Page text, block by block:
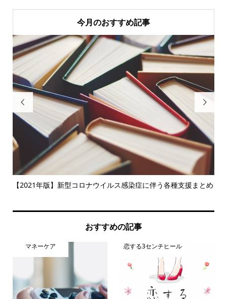
今月のおすすめ記事

【2021年版】新型コロナウイルス感染症に伴う各種支援まとめ

おすすめの記事
マネーケア 恋する3センチヒール